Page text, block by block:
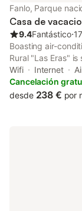
Fanlo, Parque
Casa de
9.4Fantástico⋅
Boasting air-
Rural "Las Eras" is
views, this
Wifi Internet
Cancelación
desde 238 € por